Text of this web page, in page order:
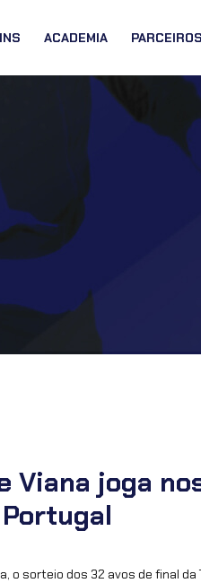
ACADEMIA PARCEIROS
Viana joga
o sorteio dos 32 avos de final